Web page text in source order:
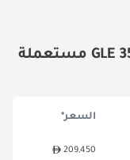
سعرالسيارات مرسيدس بنز GLE 350 مستعملة
السعر*
209,450